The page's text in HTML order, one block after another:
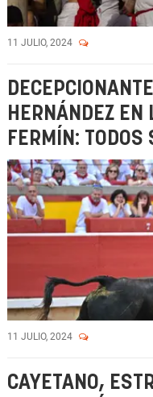
11 JULIO, 2024
HERNÁNDEZ EN
FERMÍN: TODOS
11 JULIO, 2024
CAYETANO,